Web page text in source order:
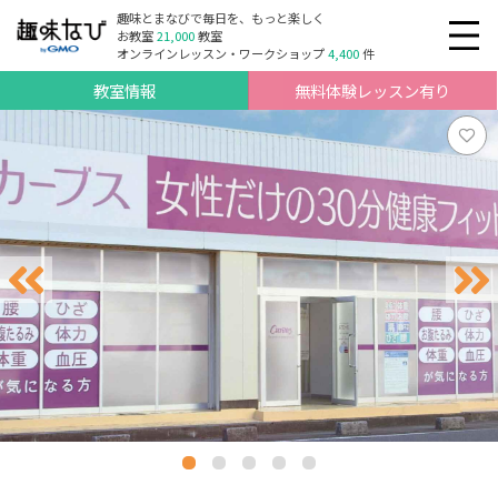
趣味とまなびで毎日を、もっと楽しく
お教室21,000教室
オンラインレッスン・ワークショップ4,400件
教室情報 無料体験レッスン有り